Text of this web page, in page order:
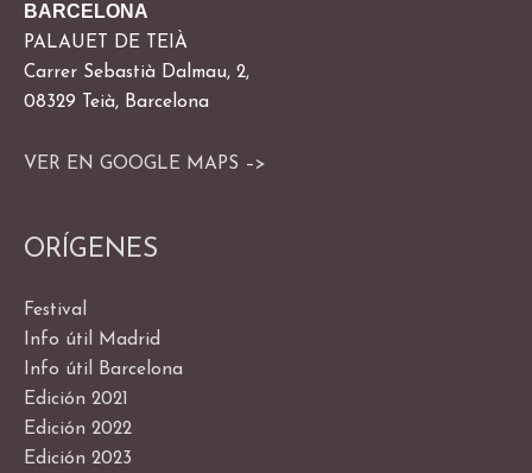
BARCELONA
PALAUET DE TEIÀ
Carrer Sebastià Dalmau, 2,
08329 Teià, Barcelona
VER EN GOOGLE MAPS –>
ORÍGENES
Festival
Info útil Madrid
Info útil Barcelona
Edición 2021
Edición 2022
Edición 2023